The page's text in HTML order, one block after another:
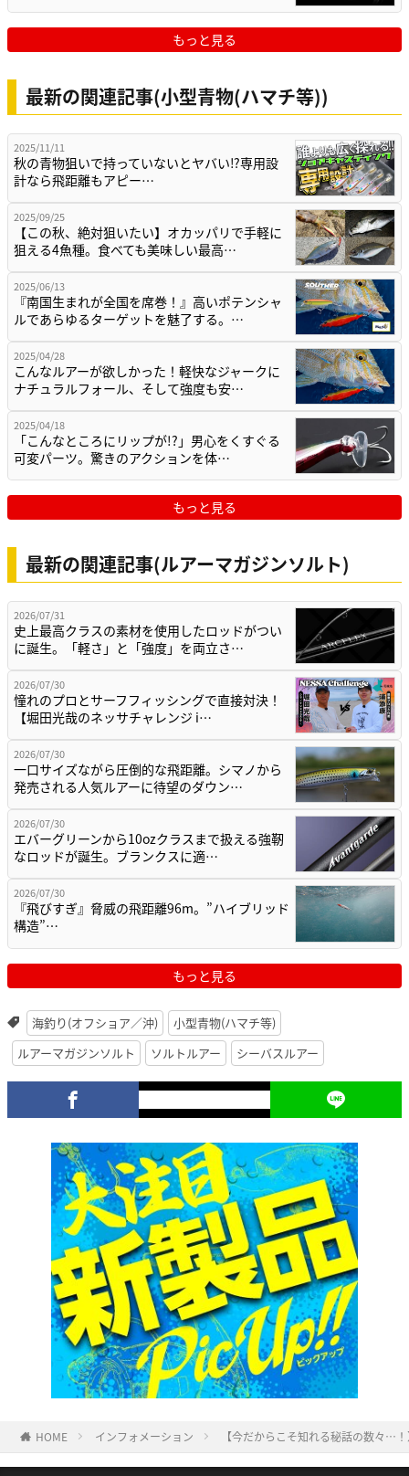
もっと見る
最新の関連記事(小型青物(ハマチ等))
2025/11/11
秋の青物狙いで持っていないとヤバい⁉専用設
計なら飛距離もアピー…
2025/09/25
【この秋、絶対狙いたい】オカッパリで手軽に
狙える4魚種。食べても美味しい最高…
2025/06/13
『南国生まれが全国を席巻！』高いポテンシャ
ルであらゆるターゲットを魅了する。…
2025/04/28
こんなルアーが欲しかった！軽快なジャークに
ナチュラルフォール、そして強度も安…
2025/04/18
「こんなところにリップが!?」男心をくすぐる
可変パーツ。驚きのアクションを体…
もっと見る
最新の関連記事(ルアーマガジンソルト)
2026/07/31
史上最高クラスの素材を使用したロッドがつい
に誕生。「軽さ」と「強度」を両立さ…
2026/07/30
憧れのプロとサーフフィッシングで直接対決！
【堀田光哉のネッサチャレンジ i…
2026/07/30
一口サイズながら圧倒的な飛距離。シマノから
発売される人気ルアーに待望のダウン…
2026/07/30
エバーグリーンから10ozクラスまで扱える強靭
なロッドが誕生。ブランクスに適…
2026/07/30
『飛びすぎ』脅威の飛距離96m。”ハイブリッド
構造”…
もっと見る
海釣り(オフショア／沖)
小型青物(ハマチ等)
ルアーマガジンソルト
ソルトルアー シーバスルアー
HOME インフォメーション 【今だからこそ知れる秘話の数々…